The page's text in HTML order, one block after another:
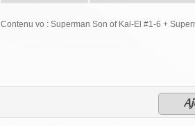
Contenu vo : Superman Son of Kal-El #1-6 +